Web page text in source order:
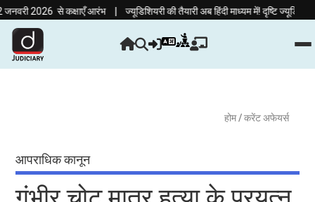
2026 से कक्षाएँ आरंभ|ज्यूडिशियरी की तैयारी अब हिंदी माध्यम में! दृष्टि
होम/ करेंट अफेयर्स
आपराधिक कानून